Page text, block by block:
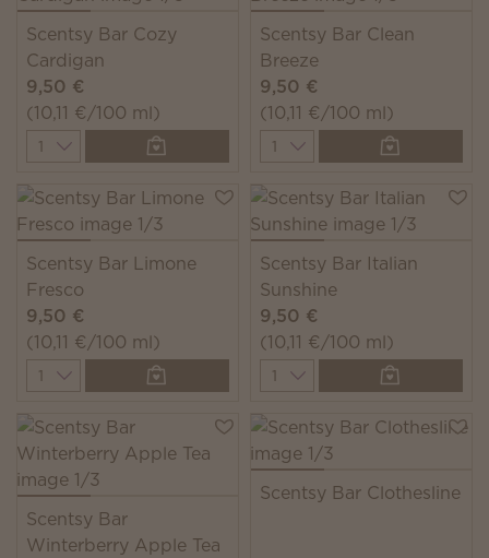
Scentsy Bar Cozy
Cardigan
9,50 €
(10,11 €/100 ml)
Quantity
Scentsy Bar Clean
Breeze
9,50 €
(10,11 €/100 ml)
Quantity
Scentsy Bar Limone
Fresco
9,50 €
(10,11 €/100 ml)
Quantity
Scentsy Bar Italian
Sunshine
9,50 €
(10,11 €/100 ml)
Quantity
Scentsy Bar
Winterberry Apple Tea
Scentsy Bar Clothesline